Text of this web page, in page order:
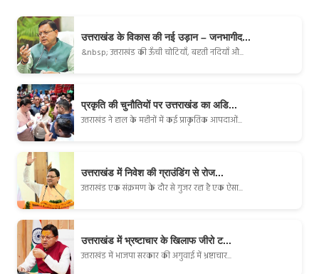
उत्तराखंड के विकास की नई उड़ान – जनभागीद...
&nbsp; उत्तराखंड की ऊँची चोटियाँ, बहती नदियाँ औ...
प्रकृति की चुनौतियों पर उत्तराखंड का अडि...
उत्तराखंड ने हाल के महीनों में कई प्राकृतिक आपदाओं...
उत्तराखंड में निवेश की ग्राउंडिंग से रोज...
उत्तराखंड एक संक्रमण के दौर से गुजर रहा है एक ऐसा...
उत्तराखंड में भ्रष्टाचार के खिलाफ जीरो ट...
उत्तराखंड में भाजपा सरकार की अगुवाई में भ्रष्टाचार...